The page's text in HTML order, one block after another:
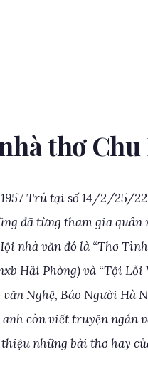
thơ
Trú tại số 14/2/25/
đã từng tham gia quân
nhà văn đó là “Thơ
Hải Phòng) và “Tội Lỗi
Nghệ, Báo Người Hà
còn viết truyện ngắn
những bài thơ hay